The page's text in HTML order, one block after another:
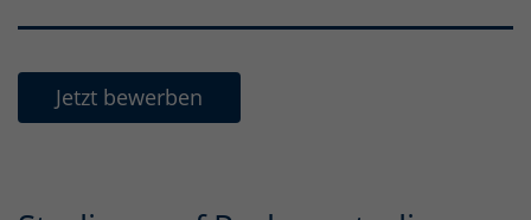
Jetzt bewerben